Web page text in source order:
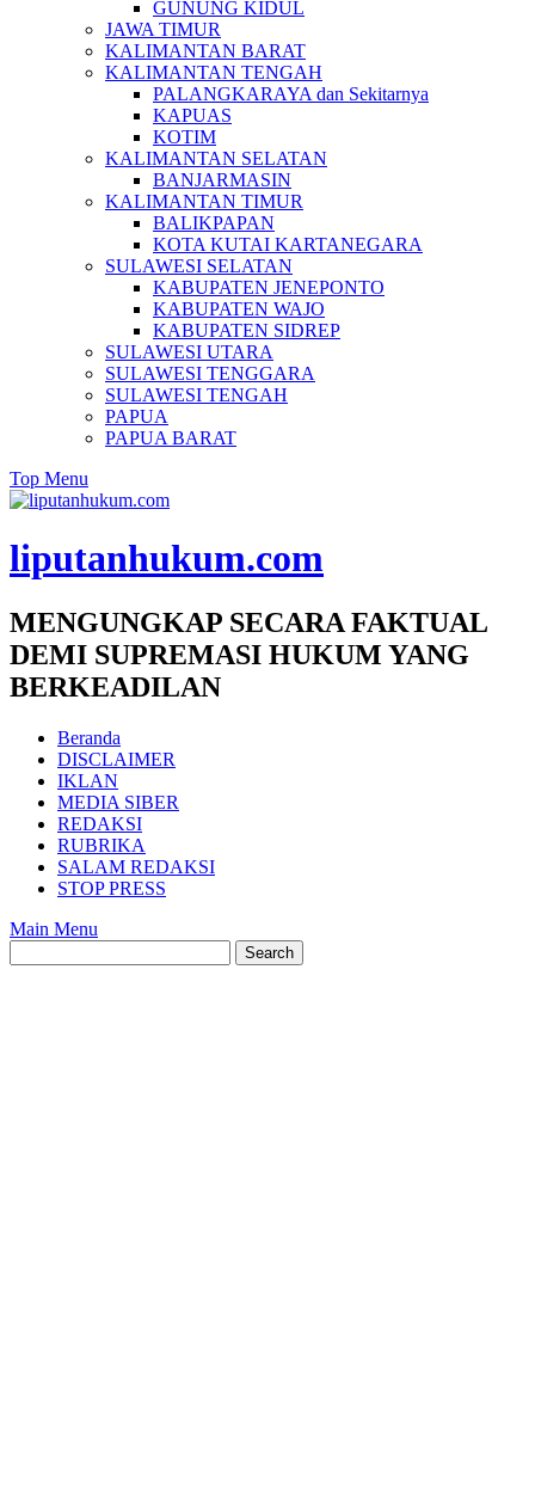
GUNUNG KIDUL
JAWA TIMUR
KALIMANTAN BARAT
KALIMANTAN TENGAH
PALANGKARAYA dan Sekitarnya
KAPUAS
KOTIM
KALIMANTAN SELATAN
BANJARMASIN
KALIMANTAN TIMUR
BALIKPAPAN
KOTA KUTAI KARTANEGARA
SULAWESI SELATAN
KABUPATEN JENEPONTO
KABUPATEN WAJO
KABUPATEN SIDREP
SULAWESI UTARA
SULAWESI TENGGARA
SULAWESI TENGAH
PAPUA
PAPUA BARAT
Top Menu
liputanhukum.com
MENGUNGKAP SECARA FAKTUAL
DEMI SUPREMASI HUKUM YANG
BERKEADILAN
Beranda
DISCLAIMER
IKLAN
MEDIA SIBER
REDAKSI
RUBRIKA
SALAM REDAKSI
STOP PRESS
Main Menu